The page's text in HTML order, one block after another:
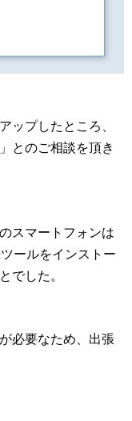
ップしたところ、
」とのご相談を頂き
スマートフォンは
ールをインストー
でした。
必要なため、出張